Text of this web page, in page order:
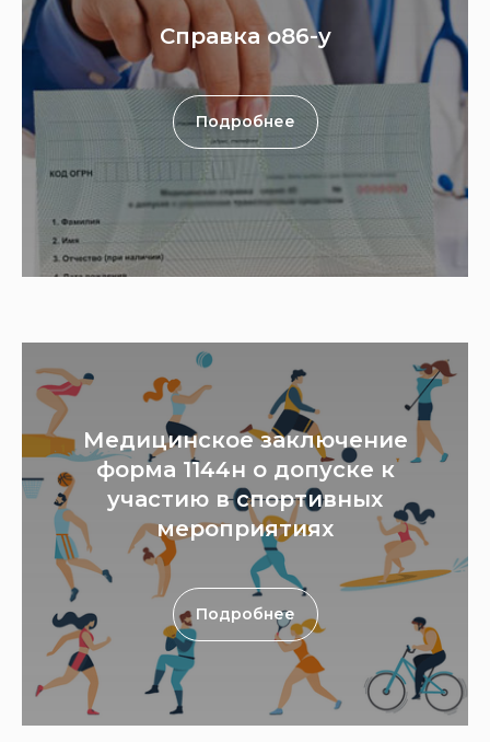
Справка о86-у
Подробнее
Медицинское заключение
форма 1144н о допуске к
участию в спортивных
мероприятиях
Подробнее